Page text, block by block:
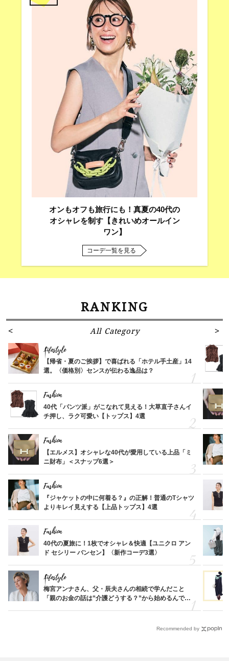
オンもオフも旅行にも！真夏の40代の
オシャレを制す【きれいめオールイン
ワン】
コーデ一覧を見る
RANKING
All Category
Lifestyle
【帰省・夏のご挨拶】で喜ばれる「ホテル手土産」14
選。〈価格別〉センスが伝わる逸品は？
Fashion
40代「パンツ派」がこなれて見える！大草直子さんイ
チ押し、ラク可愛い【トップス】4選
Fashion
【エルメス】オシャレな40代が愛用している上品「ミ
ニ財布」＜スナップ6選＞
Fashion
『ジャケットの中に何着る？』の正解！普通のTシャツ
よりキレイ見えする【上品トップス】4選
Fashion
40代の夏旅に！1枚でオシャレ＆快適【ユニクロ アン
ド セシリー バンセン】〈新作コーデ3選〉
Lifestyle
梅宮アンナさん、父・辰夫さんの相続で学んだこと
「親のお金の話は”介護どうする？”から始めるんで
Recommended by